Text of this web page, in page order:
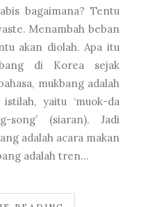
bagaimana? Tentu
Menambah beban
akan diolah. Apa itu
di Korea sejak
mukbang adalah
yaitu ‘muok-da
song’ (siaran). Jadi
adalah acara makan
adalah tren...